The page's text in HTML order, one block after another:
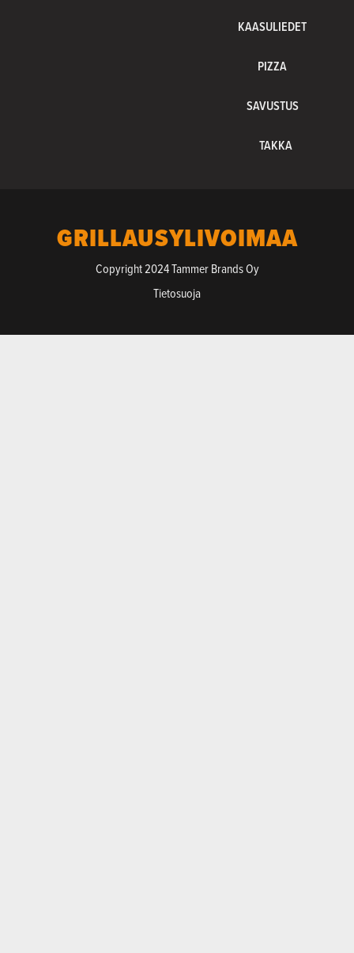
KAASULIEDET
PIZZA
SAVUSTUS
TAKKA
GRILLAUSYLIVOIMAA
Copyright 2024 Tammer Brands Oy
Tietosuoja